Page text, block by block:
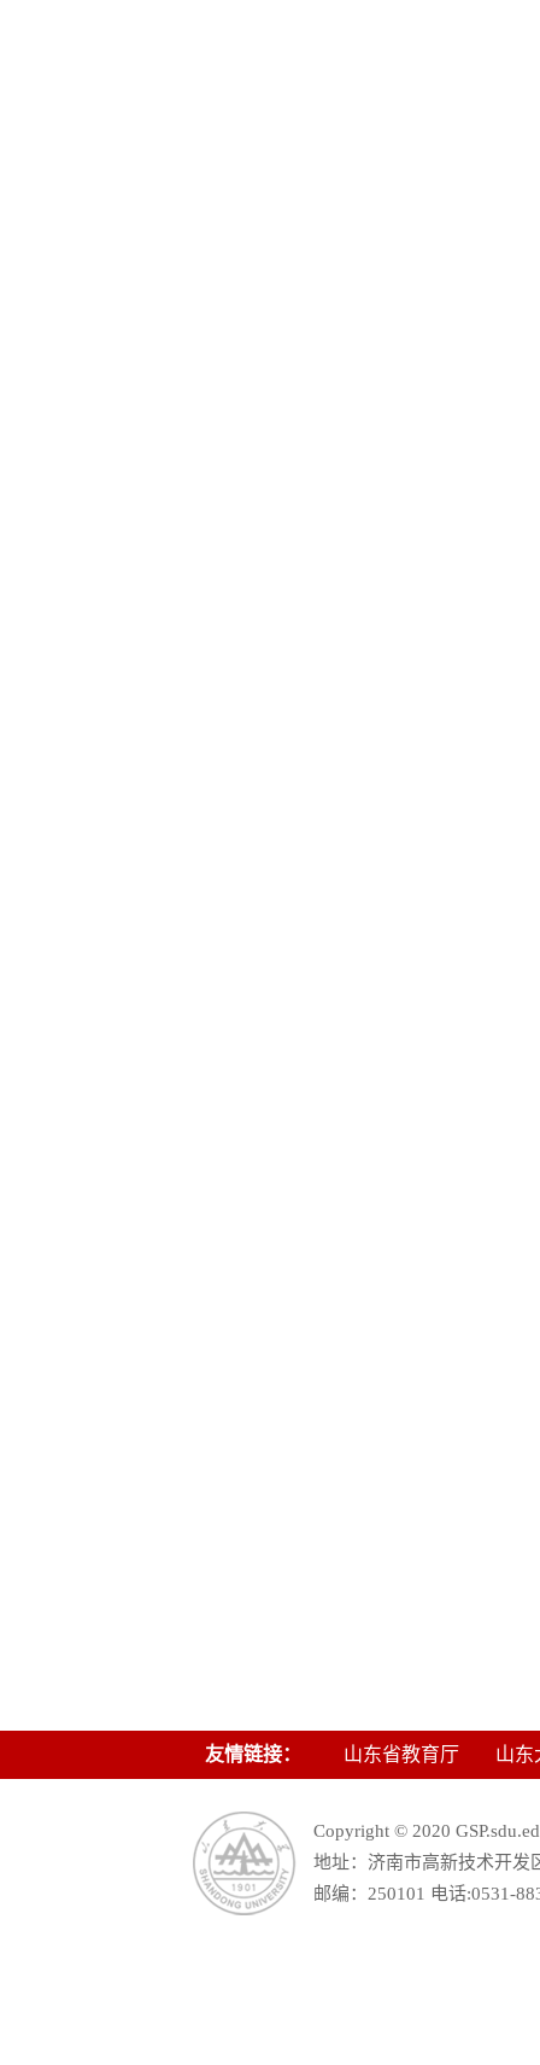
友情链接： 山东省教育厅 山东
Copyright © 2020
地址：济南市高新技术开发
邮编：250101 电话:0531-